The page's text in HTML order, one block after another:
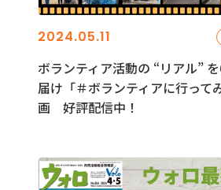
2024.05.11
ボランティア活動の “リアル”
届け「＃ボランティアに行って
画 好評配信中！